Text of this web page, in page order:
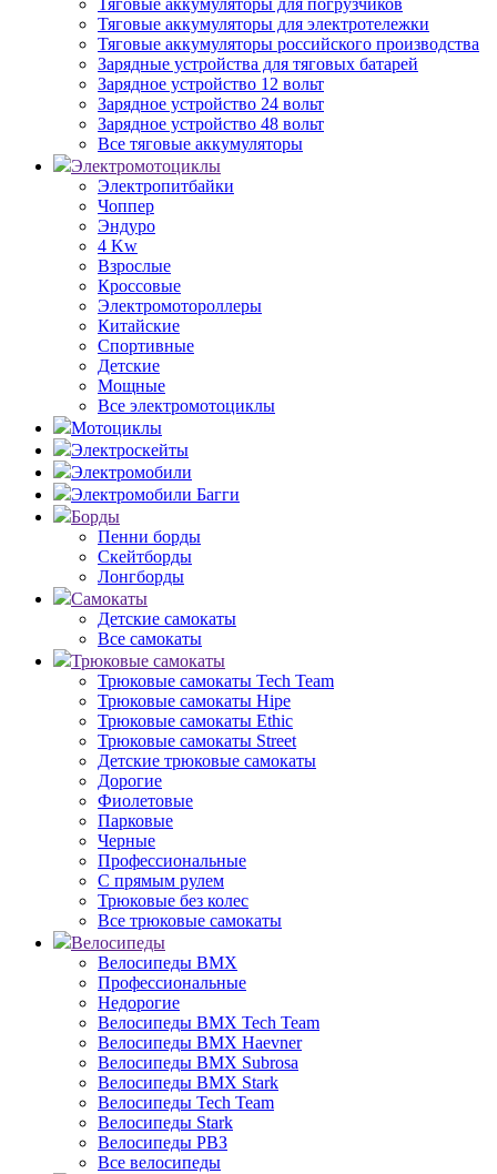
Тяговые аккумуляторы для погрузчиков
Тяговые аккумуляторы для электротележки
Тяговые аккумуляторы российского производства
Зарядные устройства для тяговых батарей
Зарядное устройство 12 вольт
Зарядное устройство 24 вольт
Зарядное устройство 48 вольт
Все тяговые аккумуляторы
Электромотоциклы
Электропитбайки
Чоппер
Эндуро
4 Kw
Взрослые
Кроссовые
Электромотороллеры
Китайские
Спортивные
Детские
Мощные
Все электромотоциклы
Мотоциклы
Электроскейты
Электромобили
Электромобили Багги
Борды
Пенни борды
Скейтборды
Лонгборды
Самокаты
Детские самокаты
Все самокаты
Трюковые самокаты
Трюковые самокаты Tech Team
Трюковые самокаты Hipe
Трюковые самокаты Ethic
Трюковые самокаты Street
Детские трюковые самокаты
Дорогие
Фиолетовые
Парковые
Черные
Профессиональные
С прямым рулем
Трюковые без колес
Все трюковые самокаты
Велосипеды
Велосипеды BMX
Профессиональные
Недорогие
Велосипеды BMX Tech Team
Велосипеды BMX Haevner
Велосипеды BMX Subrosa
Велосипеды BMX Stark
Велосипеды Tech Team
Велосипеды Stark
Велосипеды РВЗ
Все велосипеды